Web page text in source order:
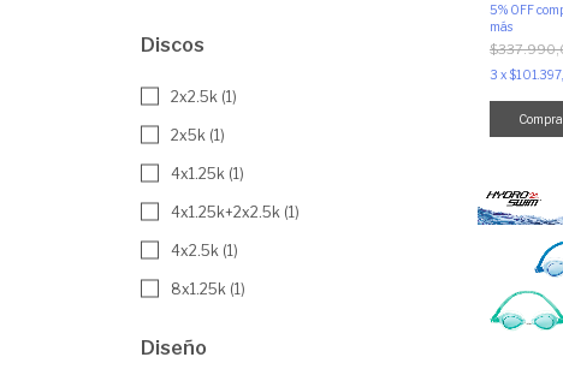
Discos
2x2.5k (1)
2x5k (1)
4x1.25k (1)
4x1.25k+2x2.5k (1)
4x2.5k (1)
8x1.25k (1)
Diseño
Perimetral
5% OFF
más
3 x